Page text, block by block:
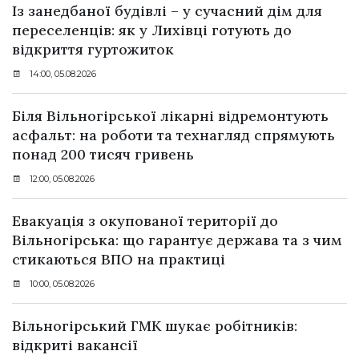
Із занедбаної будівлі – у сучасний дім для
переселенців: як у Лихівці готують до
відкриття гуртожиток
14:00, 05.08.2026
Біля Вільногірської лікарні відремонтують
асфальт: на роботи та технагляд спрямують
понад 200 тисяч гривень
12:00, 05.08.2026
Евакуація з окупованої території до
Вільногірська: що гарантує держава та з чим
стикаються ВПО на практиці
10:00, 05.08.2026
Вільногірський ГМК шукає робітників:
відкриті вакансії